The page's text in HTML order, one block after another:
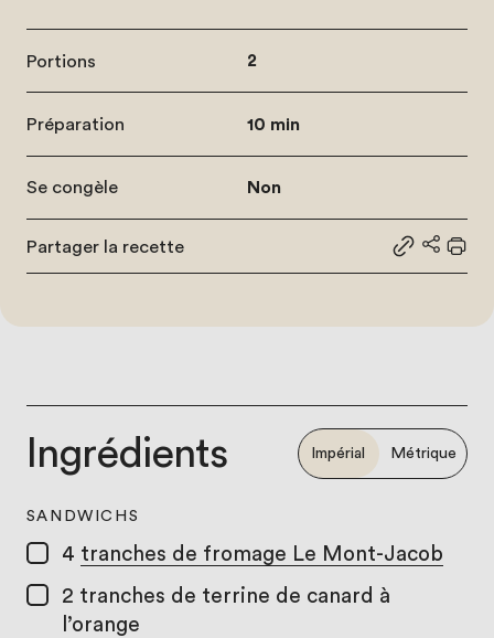
Portions 2
Préparation 10 min
Se congèle Non
Partager la recette
Partager
Ingrédients Impérial Métrique
SANDWICHS
4 tranches de fromage Le Mont-Jacob
2 tranches de terrine de canard à
l’orange